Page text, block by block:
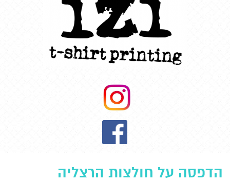
הדפסה על חולצות הרצליה